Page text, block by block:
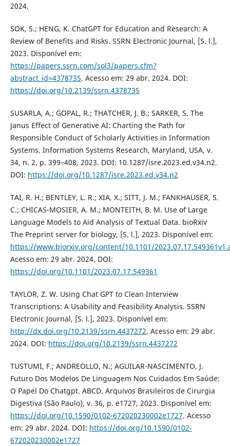
2024.
SOK, S.; HENG, K. ChatGPT for Education and Research: A
Review of Benefits and Risks. SSRN Electronic Journal, [S. l.],
2023. Disponível em:
https://papers.ssrn.com/sol3/papers.cfm?
abstract_id=4378735. Acesso em: 29 abr. 2024. DOI:
https://doi.org/10.2139/ssrn.4378735
SUSARLA, A.; GOPAL, R.; THATCHER, J. B.; SARKER, S. The
Janus Effect of Generative AI: Charting the Path for
Responsible Conduct of Scholarly Activities in Information
Systems. Information Systems Research, Maryland, USA, v.
34, n. 2, p. 399–408, 2023. DOI: 10.1287/isre.2023.ed.v34.n2.
DOI: https://doi.org/10.1287/isre.2023.ed.v34.n2
TAI, R. H.; BENTLEY, L. R.; XIA, X.; SITT, J. M.; FANKHAUSER, S.
C.; CHICAS-MOSIER, A. M.; MONTEITH, B. M. Use of Large
Language Models to Aid Analysis of Textual Data. bioRxiv
The Preprint server for biology, [S. l.], 2023. Disponível em:
https://www.biorxiv.org/content/10.1101/
Acesso em: 29 abr. 2024. DOI:
https://doi.org/10.1101/2023.07.17.549361
TAYLOR, Z. W. Using Chat GPT to Clean Interview
Transcriptions: A Usability and Feasibility Analysis. SSRN
Electronic Journal, [S. l.], 2023. Disponível em:
http://dx.doi.org/10.2139/ssrn.4437272. Acesso em: 29 abr.
2024. DOI: https://doi.org/10.2139/ssrn.4437272
TUSTUMI, F.; ANDREOLLO, N.; AGUILAR-NASCIMENTO, J.
Futuro Dos Modelos De Linguagem Nos Cuidados Em Saúde:
O Papel Do Chatgpt. ABCD. Arquivos Brasileiros de Cirurgia
Digestiva (São Paulo), v. 36, p. e1727, 2023. Disponível em:
https://doi.org/10.1590/0102-672020230002e1727. Acesso
em: 29 abr. 2024. DOI: https://doi.org/10.1590/0102-
672020230002e1727